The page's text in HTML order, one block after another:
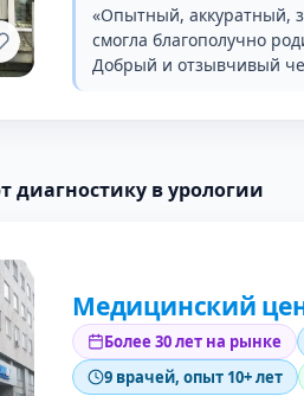
«Опытный, аккуратный,
смогла благополучно
Добрый и отзывчивый
диагностику в урологии
Медицинский
Более 30 лет на рынке
9 врачей, опыт 10+ лет